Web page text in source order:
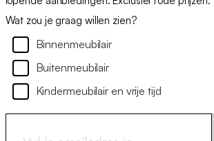
Wat zou je graag willen zien?
Binnenmeubilair
Buitenmeubilair
Kindermeubilair en vrije tijd